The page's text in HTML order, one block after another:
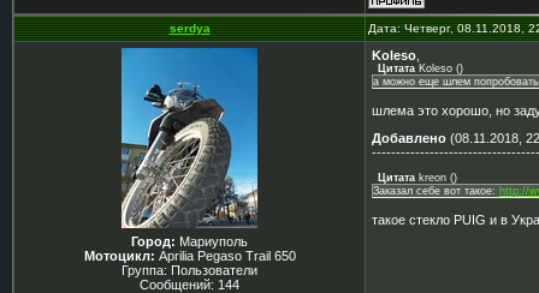
serdya Дата: Четверг, 08.11.2018,
Город: Мариуполь
Мотоцикл: Aprilia Pegaso Trail 650
Группа: Пользователи
Сообщений: 144
Koleso
Цитата Koleso ()
а можно еще шлем
шлема это хорошо, но
Добавлено (08.11.2018,
Цитата kreon ()
Заказал себе вот такое: http://
такое стекло PUIG и в